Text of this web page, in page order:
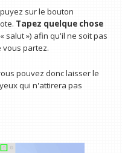
sur le bouton
Tapez quelque chose
salut ») afin qu'il ne soit pas
partez.
pouvez donc laisser le
qui n'attirera pas